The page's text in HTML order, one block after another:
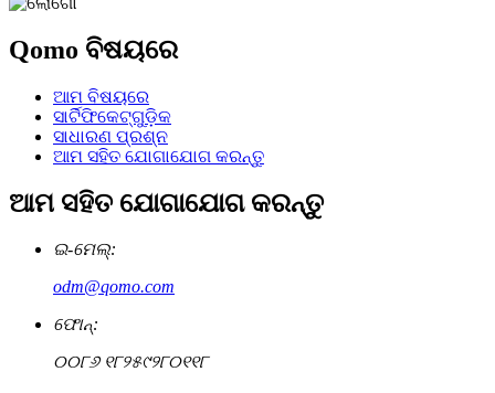
Qomo ବିଷୟରେ
ଆମ ବିଷୟରେ
ସାର୍ଟିଫିକେଟ୍‌ଗୁଡ଼ିକ
ସାଧାରଣ ପ୍ରଶ୍ନ
ଆମ ସହିତ ଯୋଗାଯୋଗ କରନ୍ତୁ
ଆମ ସହିତ ଯୋଗାଯୋଗ କରନ୍ତୁ
ଇ-ମେଲ୍:
odm@qomo.com
ଫୋନ୍:
୦୦୮୬ ୧୮୨୫୯୨୮୦୧୧୮